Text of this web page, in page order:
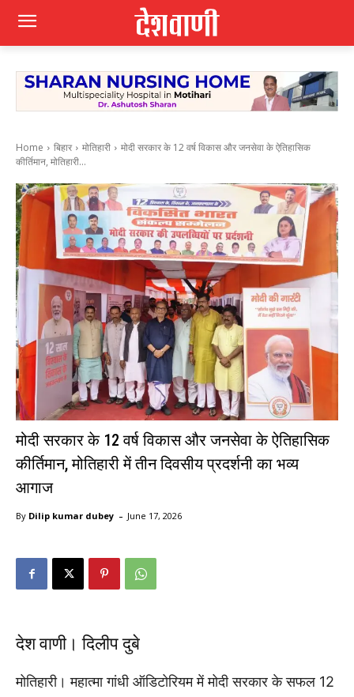
Home बिहार मोतिहारी
मोदी सरकार के 12 वर्ष विकास और जनसेवा के ऐतिहासिक
कीर्तिमान, मोतिहारी...
मोदी सरकार के 12 वर्ष विकास और जनसेवा के ऐतिहासिक
कीर्तिमान, मोतिहारी में तीन दिवसीय प्रदर्शनी का भव्य
आगाज
By Dilip kumar dubey - June 17, 2026
देश वाणी। दिलीप दुबे
मोतिहारी। महात्मा गांधी ऑडिटोरियम में मोदी सरकार के सफल 12